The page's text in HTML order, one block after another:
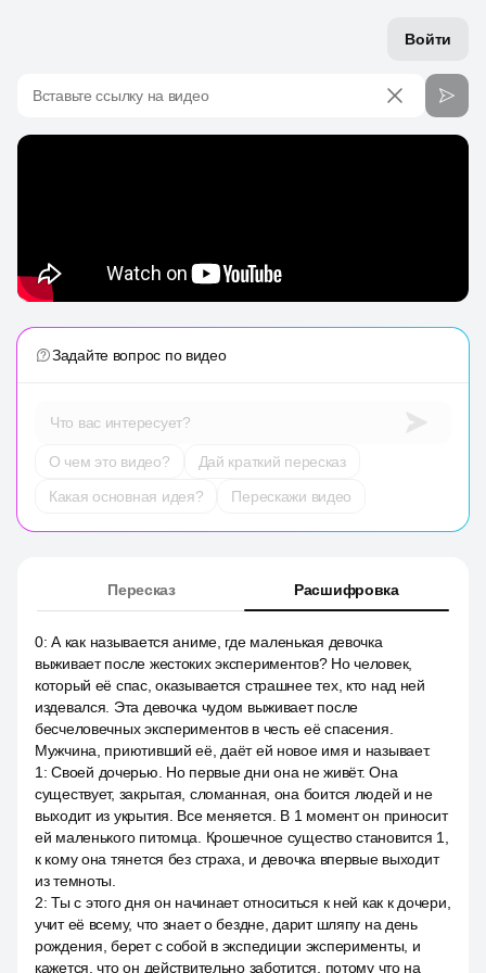
Войти
Вставьте ссылку на видео
Задайте вопрос по видео
Что вас интересует?
О чем это видео?
Дай краткий пересказ
Какая основная идея?
Перескажи видео
Пересказ Расшифровка
0:А как называется аниме, где маленькая девочка
выживает после жестоких экспериментов? Но человек,
который её спас, оказывается страшнее тех, кто над ней
издевался. Эта девочка чудом выживает после
бесчеловечных экспериментов в честь её спасения.
Мужчина, приютивший её, даёт ей новое имя и называет.
1 :Своей дочерью. Но первые дни она не живёт. Она
существует, закрытая, сломанная, она боится людей и не
выходит из укрытия. Все меняется. В 1 момент он приносит
ей маленького питомца. Крошечное существо становится 1,
к кому она тянется без страха, и девочка впервые выходит
из темноты.
2:Ты с этого дня он начинает относиться к ней как к дочери,
учит её всему, что знает о бездне, дарит шляпу на день
рождения, берет с собой в экспедиции эксперименты, и
кажется, что он действительно заботится, потому что на